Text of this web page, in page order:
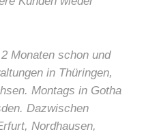
Monaten schon und
in Thüringen,
Montags in Gotha
Dazwischen
Nordhausen,